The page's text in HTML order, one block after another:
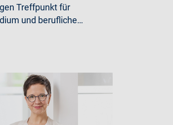
Treffpunkt für
und berufliche…